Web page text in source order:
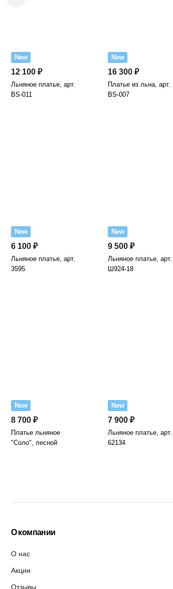
New
12 100 ₽
Льняное платье, арт.
BS-011
New
16 300 ₽
Платье из льна, арт.
BS-007
New
6 100 ₽
Льняное платье, арт.
3595
New
9 500 ₽
Льняное платье, арт.
Ш924-18
New
8 700 ₽
Платье льняное
"Соло", лесной
New
7 900 ₽
Льняное платье, арт.
62134
О компании
О нас
Акции
Отзывы